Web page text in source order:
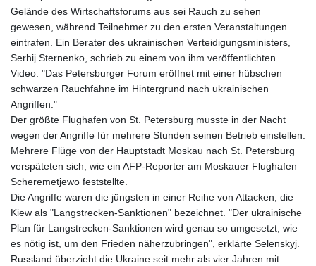
Gelände des Wirtschaftsforums aus sei Rauch zu sehen
gewesen, während Teilnehmer zu den ersten Veranstaltungen
eintrafen. Ein Berater des ukrainischen Verteidigungsministers,
Serhij Sternenko, schrieb zu einem von ihm veröffentlichten
Video: "Das Petersburger Forum eröffnet mit einer hübschen
schwarzen Rauchfahne im Hintergrund nach ukrainischen
Angriffen."
Der größte Flughafen von St. Petersburg musste in der Nacht
wegen der Angriffe für mehrere Stunden seinen Betrieb einstellen.
Mehrere Flüge von der Hauptstadt Moskau nach St. Petersburg
verspäteten sich, wie ein AFP-Reporter am Moskauer Flughafen
Scheremetjewo feststellte.
Die Angriffe waren die jüngsten in einer Reihe von Attacken, die
Kiew als "Langstrecken-Sanktionen" bezeichnet. "Der ukrainische
Plan für Langstrecken-Sanktionen wird genau so umgesetzt, wie
es nötig ist, um den Frieden näherzubringen", erklärte Selenskyj.
Russland überzieht die Ukraine seit mehr als vier Jahren mit